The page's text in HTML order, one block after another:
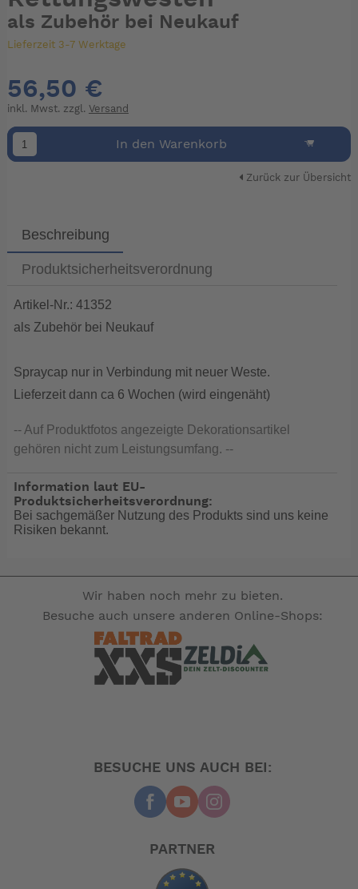
als Zubehör bei Neukauf
Lieferzeit 3-7 Werktage
56,50 €
inkl. Mwst. zzgl. Versand
In den Warenkorb
Zurück zur Übersicht
Beschreibung
Produktsicherheitsverordnung
Artikel-Nr.: 41352
als Zubehör bei Neukauf
Spraycap nur in Verbindung mit neuer Weste.
Lieferzeit dann ca 6 Wochen (wird eingenäht)
-- Auf Produktfotos angezeigte Dekorationsartikel
gehören nicht zum Leistungsumfang. --
Information laut EU-
Produktsicherheitsverordnung:
Bei sachgemäßer Nutzung des Produkts sind uns keine
Risiken bekannt.
Wir haben noch mehr zu bieten.
Besuche auch unsere anderen Online-Shops:
BESUCHE UNS AUCH BEI:
PARTNER